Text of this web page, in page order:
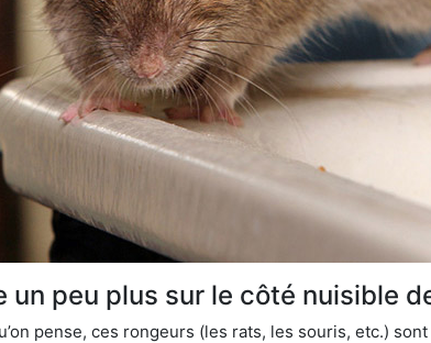
un peu plus sur le côté nuisible
pense, ces rongeurs (les rats, les souris, etc.)